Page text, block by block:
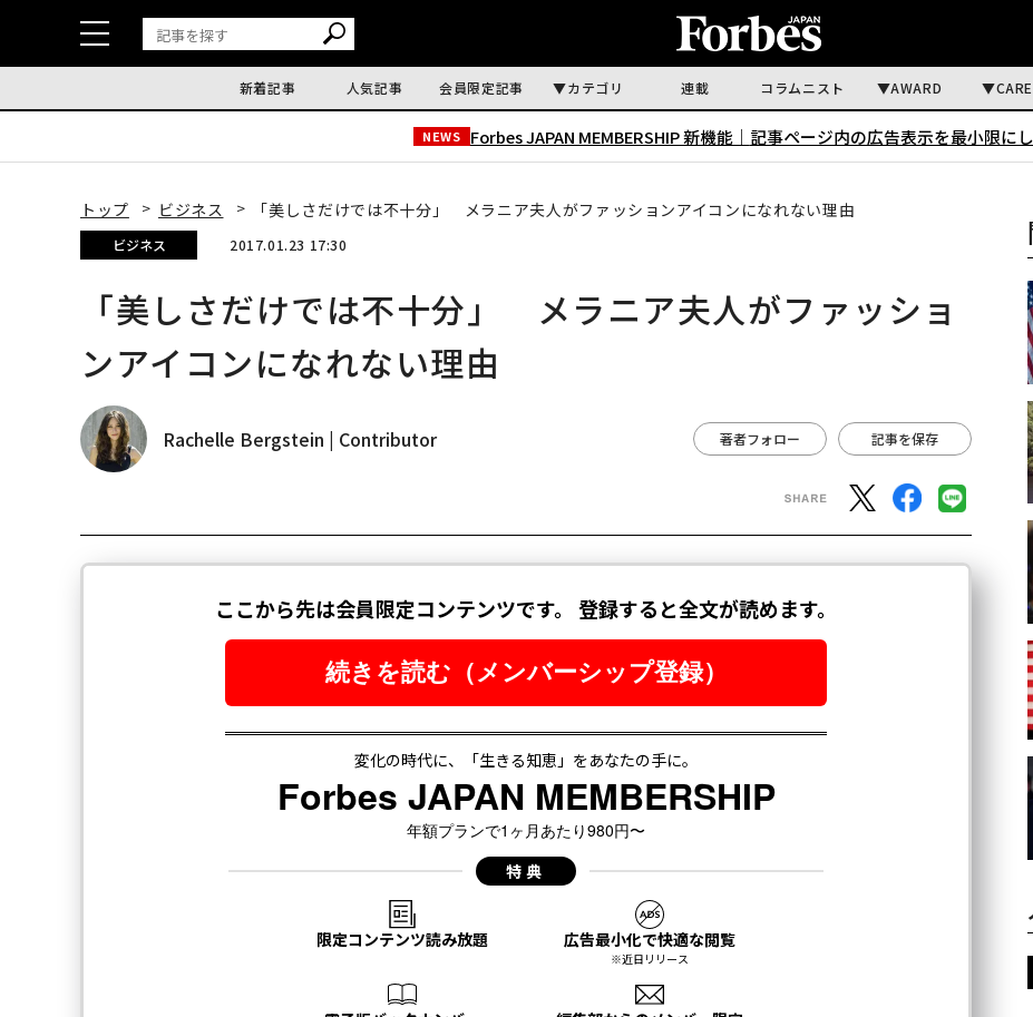
新着記事 人気記事 会員限定記事 カテゴリ 連載 コラムニスト AWARD
NEWS Forbes JAPAN MEMBERSHIP 新機能｜ 記事ページ内の広告表示を最小限に
トップ ビジネス 「美しさだけでは不十分」 メラニア夫人がファッションアイコンになれない理由
ビジネス 2017.01.23 17:30
「美しさだけでは不十分」 メラニア夫人がファッショ
ンアイコンになれない理由
Rachelle Bergstein | Contributor 著者フォロー 記事を保存